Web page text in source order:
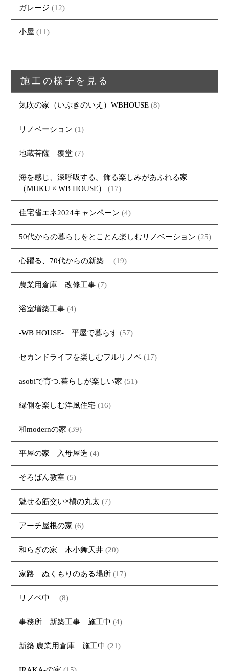
ガレージ (12)
小屋 (11)
施工の様子を見る
気吹の家（いぶきのいえ）WBHOUSE (8)
リノベーション (1)
地蔵菩薩 覆堂 (7)
海を感じ、深呼吸する。飾る楽しみがあふれる家
（MUKU × WB HOUSE）
(17)
住宅省エネ2024キャンペーン (4)
50代からの暮らしをとことん楽しむリノベーション (25)
心躍る、70代からの新築 (19)
農業用倉庫 改修工事 (7)
浴室増築工事 (4)
-WB HOUSE- 平屋で暮らす (57)
セカンドライフを楽しむフルリノベ (17)
asobiで育つ.暮らしが楽しい家 (51)
縁側を楽しむ洋風住宅 (16)
和modernの家 (39)
平屋の家 入母屋造 (4)
そろばん教室 (5)
魅せる筋交い×槇の丸太 (7)
アーチ屋根の家 (6)
和らぎの家 木小舞天井 (20)
家路 ぬくもりのある場所 (17)
リノベ中 (8)
事務所 新築工事 施工中 (4)
新築 農業用倉庫 施工中 (21)
トップページ
イベント
会社案内
採用情報
お問い合わせ
商品紹介
・DENTOU
・CUSTOM
ORDER
・REFORM
家（施工事例一覧）
・DENTOUの家一覧
・CUSTOM
・REFORMの家一覧
鈴茂の家づくり